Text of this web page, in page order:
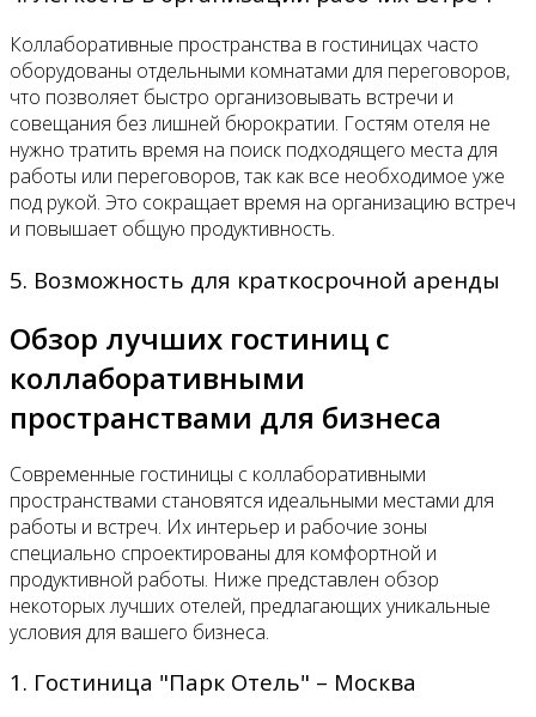
Коллаборативные пространства в гостиницах часто
оборудованы отдельными комнатами для переговоров,
что позволяет быстро организовывать встречи и
совещания без лишней бюрократии. Гостям отеля не
нужно тратить время на поиск подходящего места для
работы или переговоров, так как все необходимое уже
под рукой. Это сокращает время на организацию встреч
и повышает общую продуктивность.
5. Возможность для краткосрочной аренды
Обзор лучших гостиниц с
коллаборативными
пространствами для бизнеса
Современные гостиницы с коллаборативными
пространствами становятся идеальными местами для
работы и встреч. Их интерьер и рабочие зоны
специально спроектированы для комфортной и
продуктивной работы. Ниже представлен обзор
некоторых лучших отелей, предлагающих уникальные
условия для вашего бизнеса.
1. Гостиница "Парк Отель" – Москва